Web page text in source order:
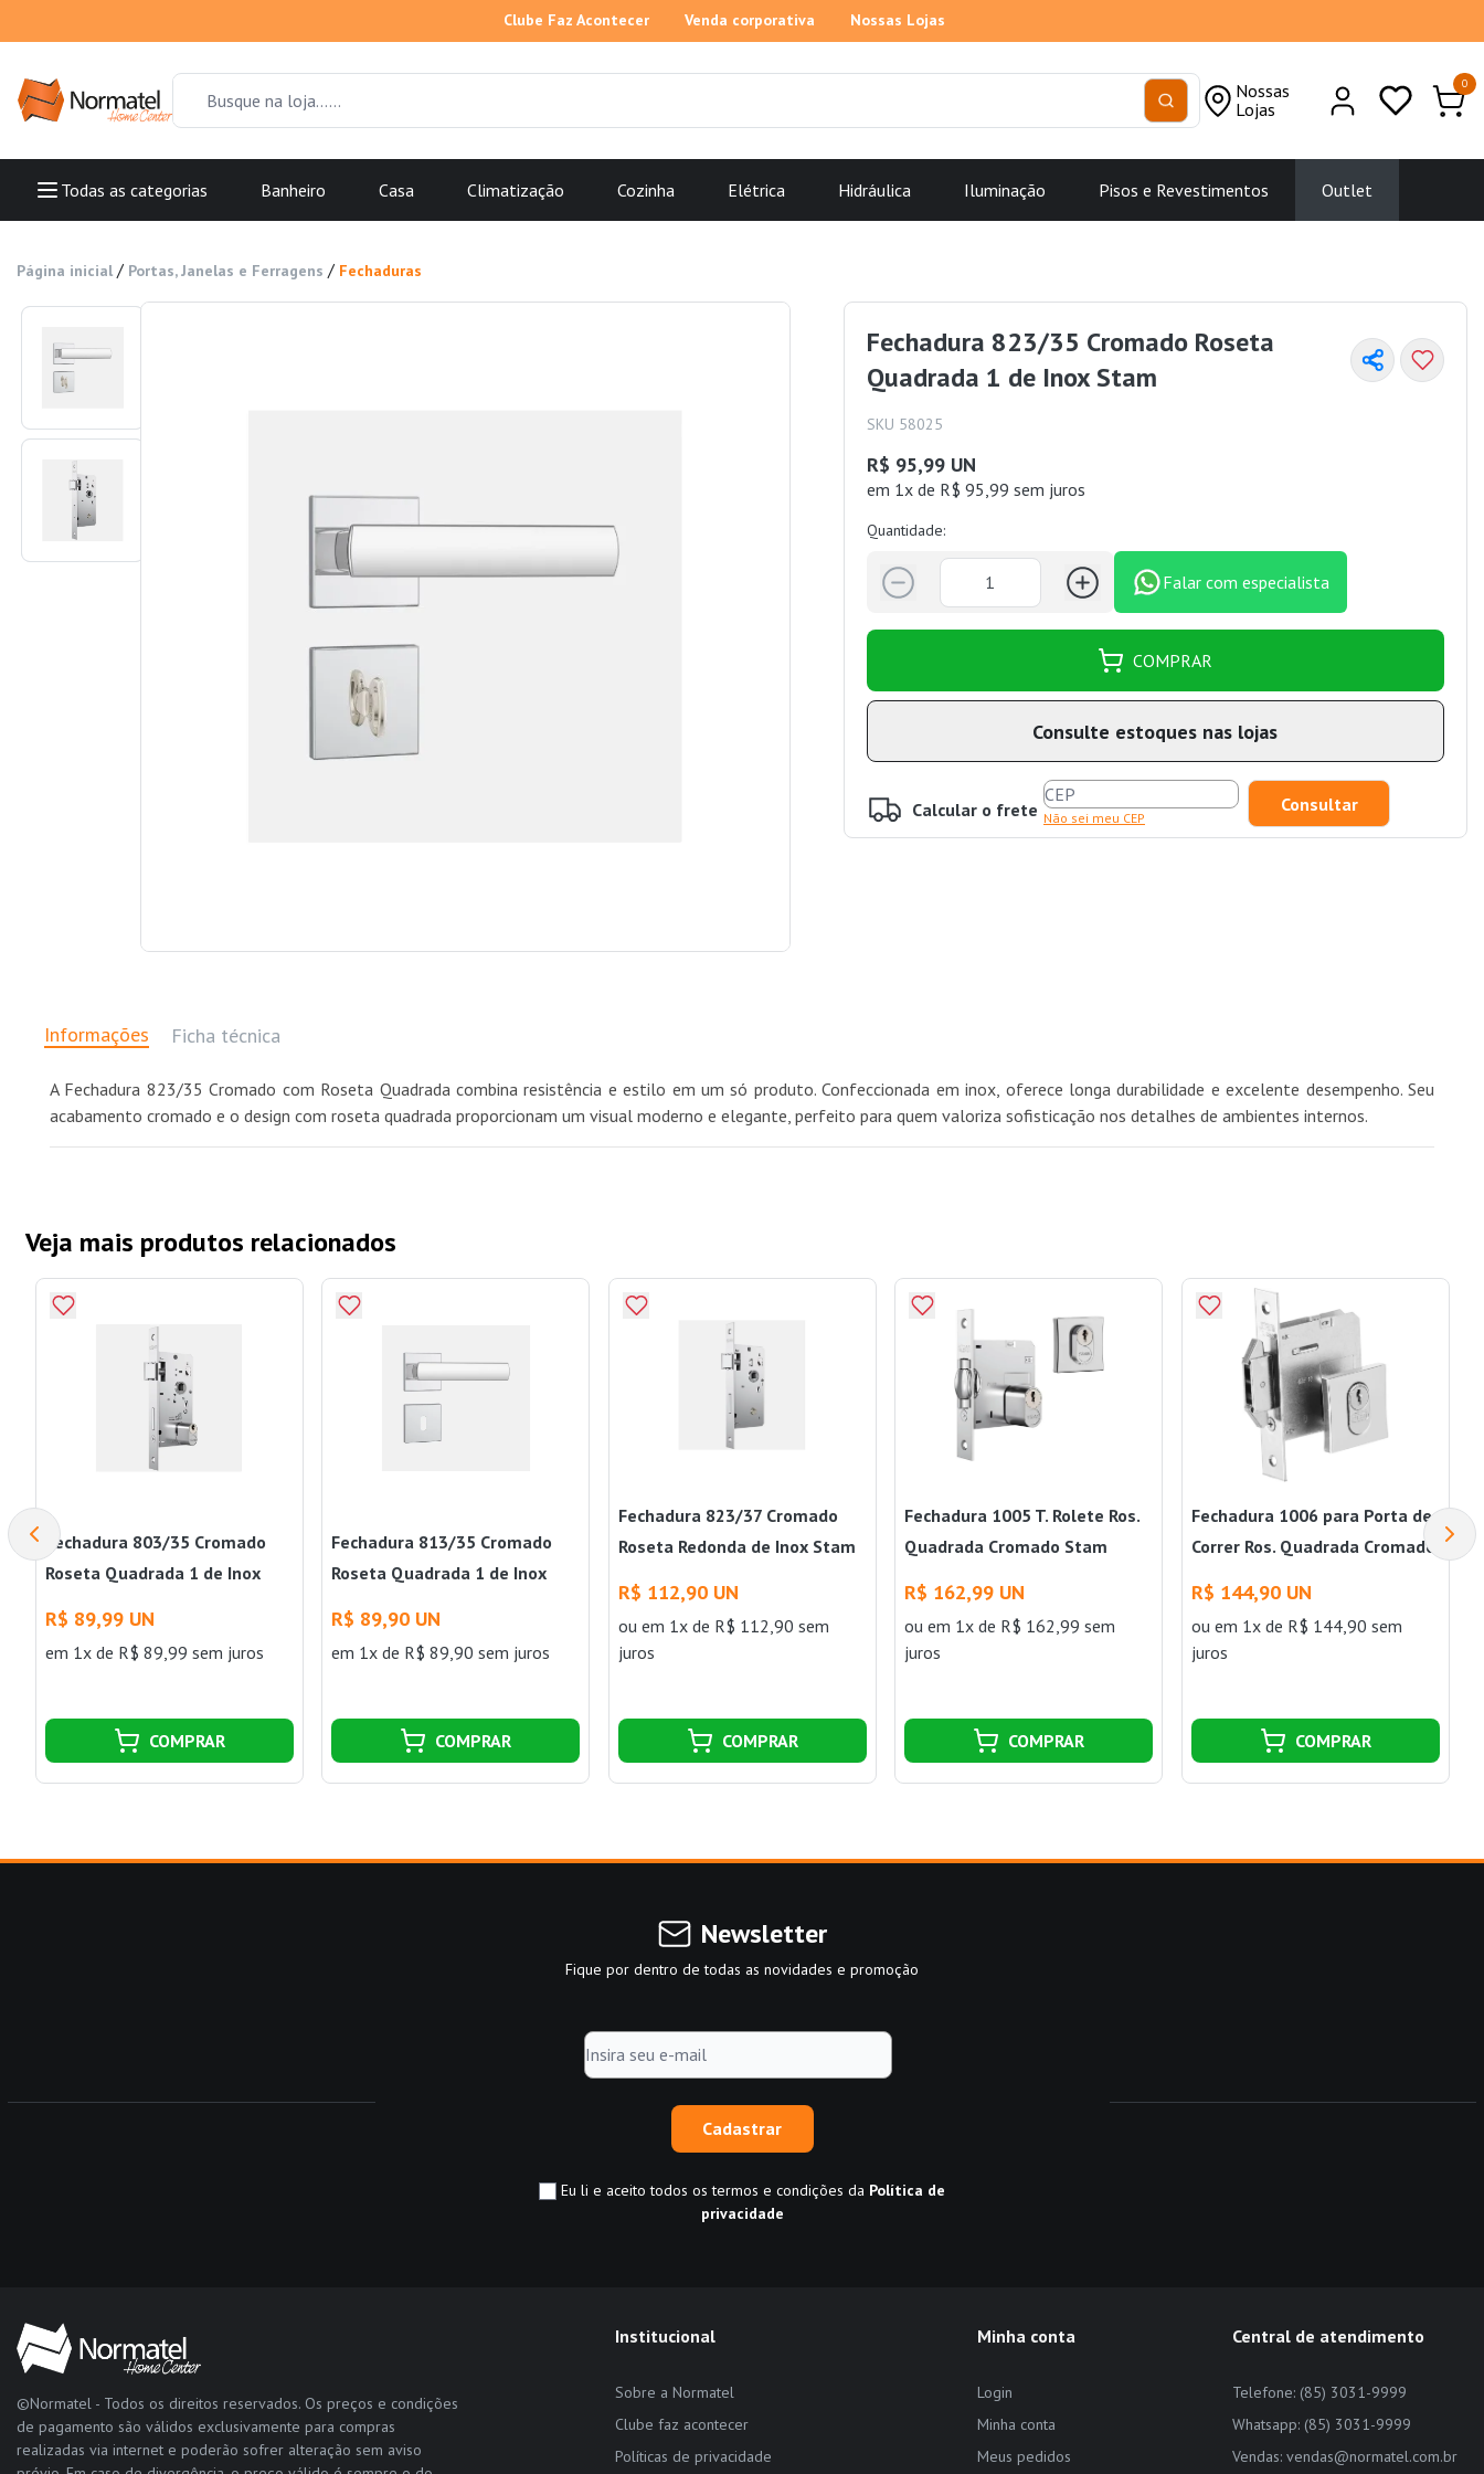
Clube Faz Acontecer Venda corporativa Nossas Lojas
Nossas
Lojas
0
Todas as categorias Banheiro Casa Climatização Cozinha Elétrica Hidráulica Iluminação Pisos e Revestimentos Outlet
Página inicial / Portas, Janelas e Ferragens / Fechaduras
Fechadura 823/35 Cromado Roseta
Quadrada 1 de Inox Stam
SKU 58025
R$ 95,99 UN
em 1x de R$ 95,99 sem juros
Quantidade:
Falar com especialista
COMPRAR
Consulte estoques nas lojas
Calcular o frete Não sei meu CEP
Informações Ficha técnica
A Fechadura 823/35 Cromado com Roseta Quadrada combina resistência e estilo em um só produto. Confeccionada em inox, oferece longa durabilidade e excelente desempenho. Seu
acabamento cromado e o design com roseta quadrada proporcionam um visual moderno e elegante, perfeito para quem valoriza sofisticação nos detalhes de ambientes internos.
Veja mais produtos relacionados
Fechadura 803/35 Cromado
Roseta Quadrada 1 de Inox
R$ 89,99 UN
em 1x de R$ 89,99 sem juros
COMPRAR
Fechadura 813/35 Cromado
Roseta Quadrada 1 de Inox
R$ 89,90 UN
em 1x de R$ 89,90 sem juros
COMPRAR
Fechadura 823/37 Cromado
Roseta Redonda de Inox Stam
R$ 112,90 UN
ou em 1x de R$ 112,90 sem
juros
COMPRAR
Fechadura 1005 T. Rolete Ros.
Quadrada Cromado Stam
R$ 162,99 UN
ouem 1x de R$ 162,99 sem
juros
COMPRAR
Fechadura 1006 para Porta de
Correr Ros. Quadrada Cromado
R$ 144,90 UN
ou em 1x de R$ 144,90 sem
juros
COMPRAR
Newsletter
Fique por dentro de todas as novidades e promoção
Cadastrar
Eu li e aceito todos os termos e condições da Política de
privacidade
©Normatel - Todos os direitos reservados. Os preços e condições
de pagamento são válidos exclusivamente para compras
realizadas via internet e poderão sofrer alteração sem aviso
Institucional
Sobre a Normatel
Clube faz acontecer
Políticas de privacidade
Minha conta
Login
Minha conta
Meus pedidos
Central de atendimento
Telefone: (85) 3031-9999
Whatsapp: (85) 3031-9999
Vendas: vendas@normatel.com.br